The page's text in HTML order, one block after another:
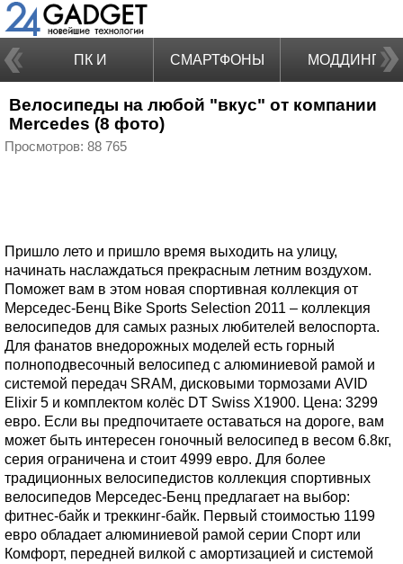
ПК И
НОУТБУКИ
СМАРТФОНЫ МОДДИНГ
Велосипеды на любой "вкус" от компании
Mercedes (8 фото)
Просмотров: 88 765
Пришло лето и пришло время выходить на улицу,
начинать наслаждаться прекрасным летним воздухом.
Поможет вам в этом новая спортивная коллекция от
Мерседес-Бенц Bike Sports Selection 2011 – коллекция
велосипедов для самых разных любителей велоспорта.
Для фанатов внедорожных моделей есть горный
полноподвесочный велосипед с алюминиевой рамой и
системой передач SRAM, дисковыми тормозами AVID
Elixir 5 и комплектом колёс DT Swiss X1900. Цена: 3299
евро. Если вы предпочитаете оставаться на дороге, вам
может быть интересен гоночный велосипед в весом 6.8кг,
серия ограничена и стоит 4999 евро. Для более
традиционных велосипедистов коллекция спортивных
велосипедов Мерседес-Бенц предлагает на выбор:
фитнес-байк и треккинг-байк. Первый стоимостью 1199
евро обладает алюминиевой рамой серии Спорт или
Комфорт, передней вилкой с амортизацией и системой